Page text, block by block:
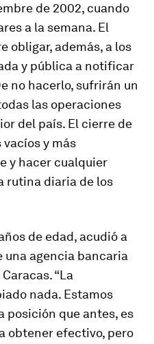
de 2002, cuando
a la semana. El
obligar, además, a los
y pública a notificar
no hacerlo, sufrirán un
las operaciones
del país. El cierre de
y más
y hacer cualquier
rutina diaria de los
de edad, acudió a
una agencia bancaria
“La
nada. Estamos
posición que antes, es
obtener efectivo, pero